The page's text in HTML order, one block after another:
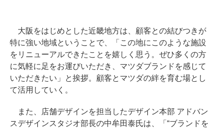
大阪をはじめとした近畿地方は、顧客との結びつきが
特に強い地域ということで、「この地にこのような施設
をリニューアルできたことを嬉しく思う。ぜひ多くの方
に気軽に足をお運びいただき、マツダブランドを感じて
いただきたい」と挨拶。顧客とマツダの絆を育む場とし
て活用していく。
また、店舗デザインを担当したデザイン本部 アドバン
スデザインスタジオ部長の中牟田泰氏は、「“ブランドを